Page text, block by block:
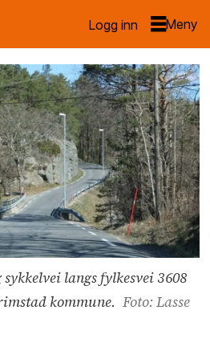
Logg inn
sykkelvei langs fylkesvei 3608
kommune. Foto: Lasse